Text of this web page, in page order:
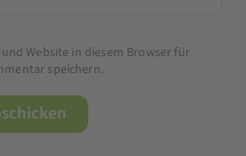
und Website in diesem Browser für
speichern.